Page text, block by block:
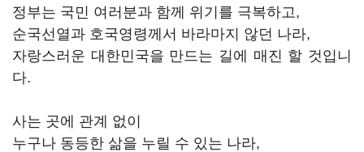
정부는 국민 여러분과 함께 위기를 극복하고,
순국선열과 호국영령께서 바라마지 않던 나라,
자랑스러운 대한민국을 만드는 길에 매진 할 것입니
다.
사는 곳에 관계 없이
누구나 동등한 삶을 누릴 수 있는 나라,